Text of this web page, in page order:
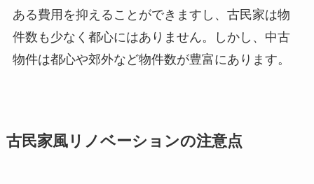
ある費用を抑えることができますし、古民家は物
件数も少なく都心にはありません。しかし、中古
物件は都心や郊外など物件数が豊富にあります。
古民家風リノベーションの注意点